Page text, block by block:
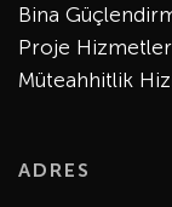
Bina
Proje
Müteahhitlik
ADRES